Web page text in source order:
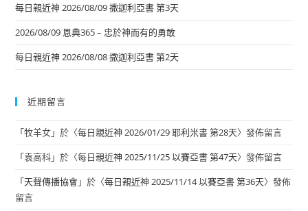
每日親近神 2026/08/09 撒迦利亞書 第3天
2026/08/09 恩典365 – 忠於神而有的勇敢
每日親近神 2026/08/08 撒迦利亞書 第2天
近期留言
「牧羊女」於〈每日親近神 2026/01/29 耶利米書 第28天〉發佈留言
「袁高科」於〈每日親近神 2025/11/25 以賽亞書 第47天〉發佈留言
「天聲傳播協會」於〈每日親近神 2025/11/14 以賽亞書 第36天〉發佈
留言